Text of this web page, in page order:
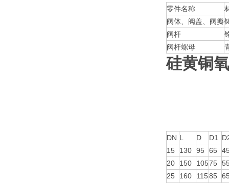
零件名称
阀体、阀盖、阀瓣
阀杆
阀杆螺母
硅黄铜
DN L D D1
15
130 95 65
20
150 10575
25
160 11585